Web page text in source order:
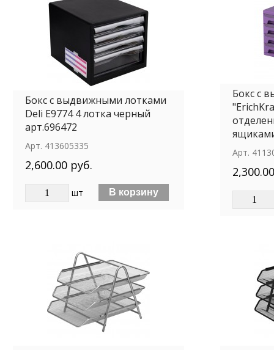
Бокс с выдвижными лотками
Deli E9774 4 лотка черный
арт.696472
Арт. 413605335
2,600.00 руб.
шт
Бокс с
Арт.